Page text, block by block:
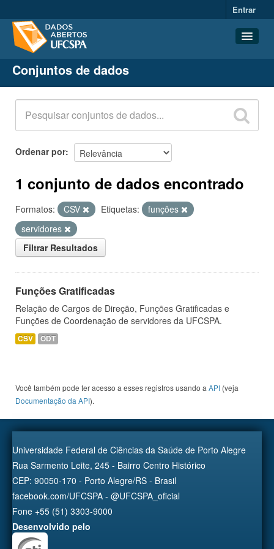
Entrar
Conjuntos de dados
Organizações
Grupos
Sobre
Conjuntos de dados
Ordenar por
1 conjunto de dados encontrado
Formatos: CSV Etiquetas:
funções
servidores
Filtrar Resultados
Funções Gratificadas
Relação de Cargos de Direção, Funções Gratificadas e
Funções de Coordenação de servidores da UFCSPA.
CSV ODT
Você também pode ter acesso a esses registros usando a API (veja
Documentação da API).
Universidade Federal de Ciências da Saúde de Porto Alegre
Rua Sarmento Leite, 245 - Bairro Centro Histórico
CEP: 90050-170 - Porto Alegre/RS - Brasil
facebook.com/UFCSPA - @UFCSPA_oficial
Fone +55 (51) 3303-9000
Desenvolvido pelo